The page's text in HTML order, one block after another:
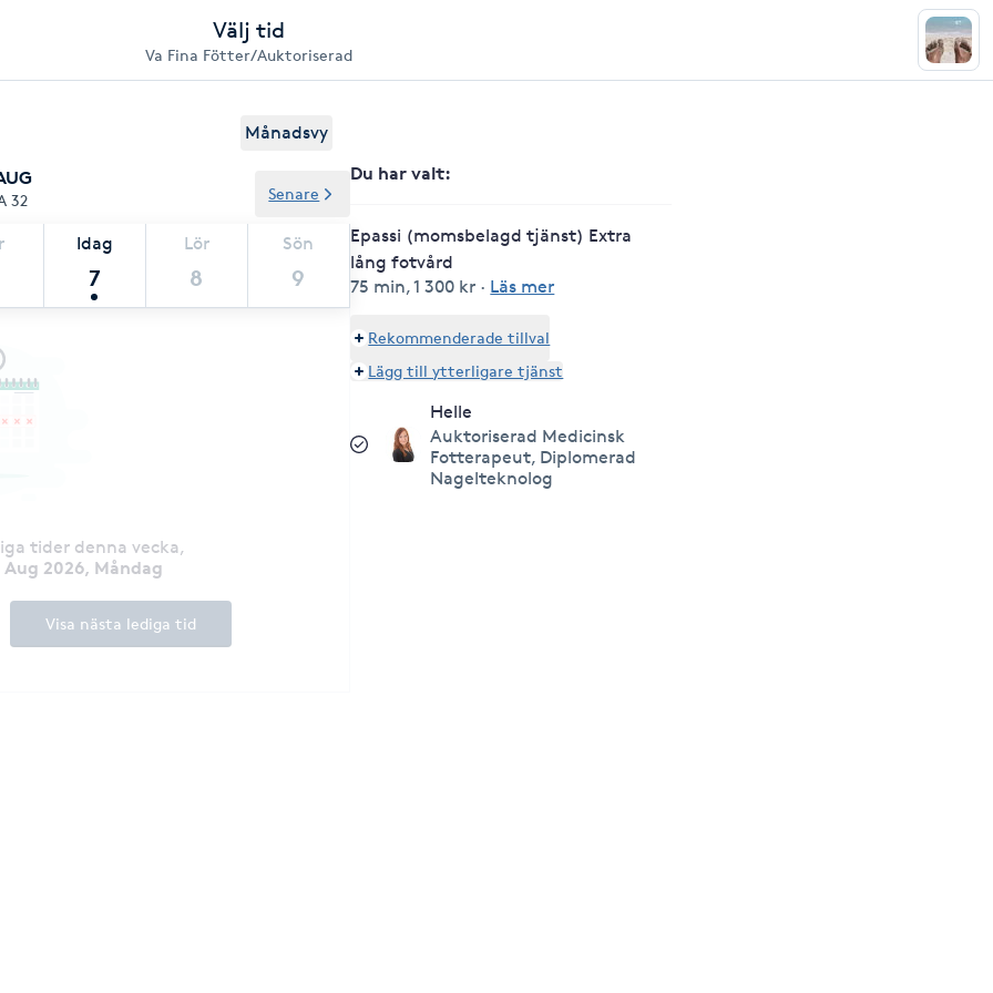
Välj tid
Va Fina Fötter/Auktoriserad
Månadsvy
32
Idag
7
Lör
8
Sön
9
Senare
tider denna vecka,
Aug 2026, Måndag
Visa nästa lediga tid
Du har valt:
Epassi (momsbelagd tjänst) Extra
lång fotvård
75 min,1 300 kr · Läs mer
Rekommenderade tillval
Lägg till ytterligare tjänst
Helle
Auktoriserad Medicinsk
Fotterapeut, Diplomerad
Nagelteknolog